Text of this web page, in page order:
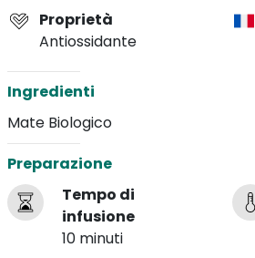
Proprietà
Antiossidante
Ingredienti
Mate Biologico
Preparazione
Tempo di
infusione
10 minuti